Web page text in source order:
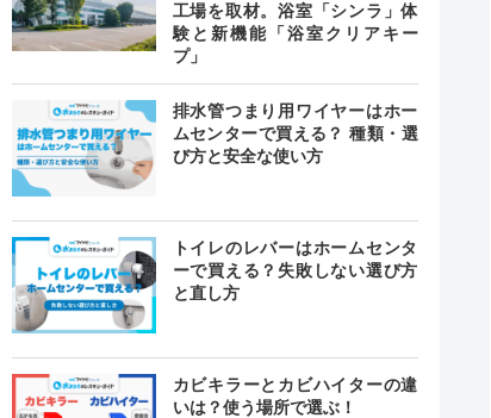
工場を取材。浴室「シンラ」体
験と新機能「浴室クリアキー
プ」
排水管つまり用ワイヤーはホー
ムセンターで買える？ 種類・選
び方と安全な使い方
トイレのレバーはホームセンタ
ーで買える？失敗しない選び方
と直し方
カビキラーとカビハイターの違
いは？使う場所で選ぶ！